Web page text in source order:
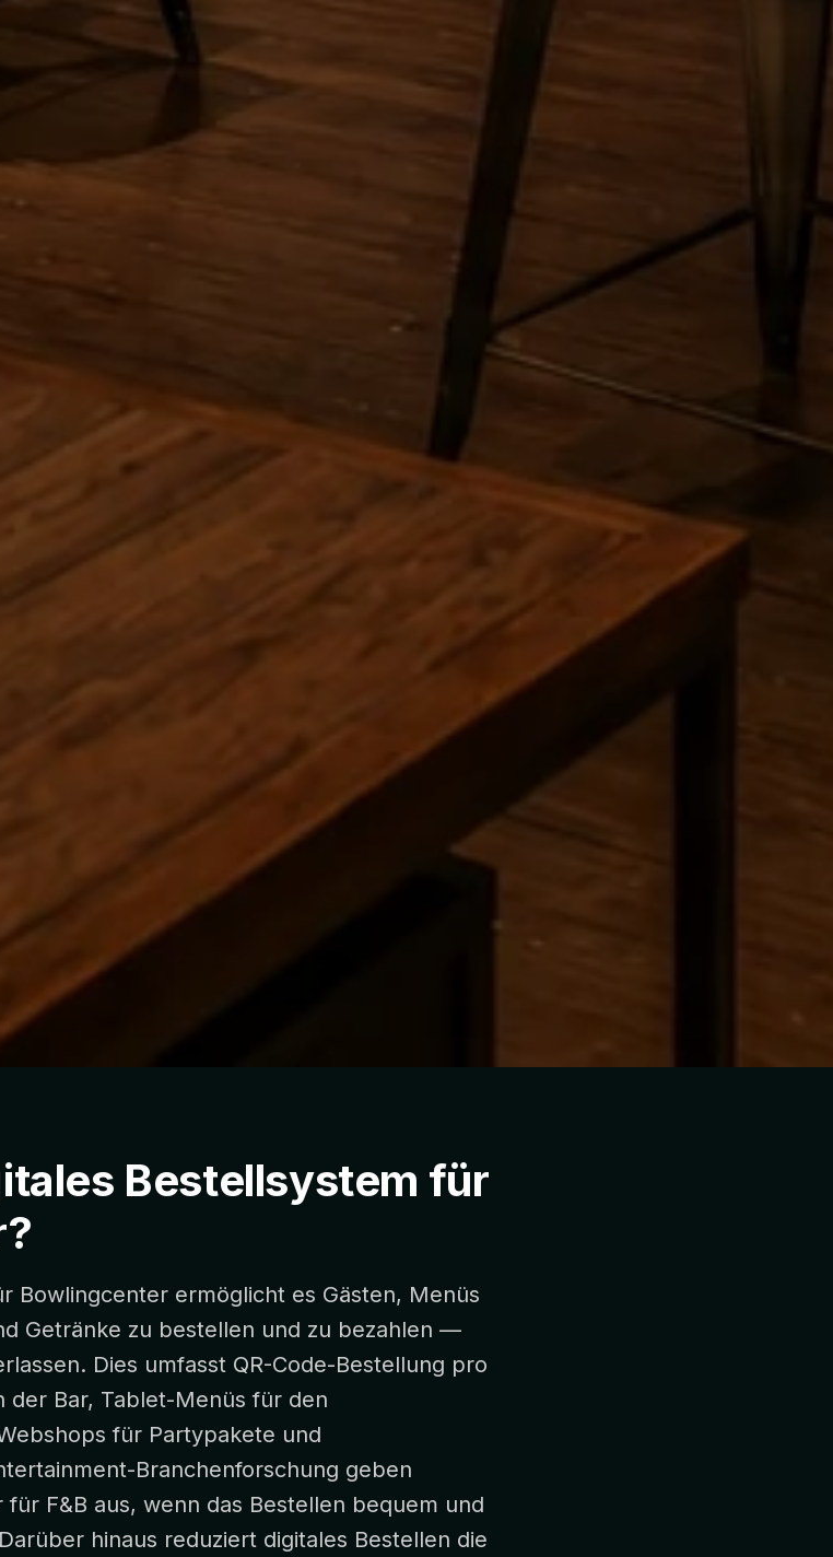
Bestellsystem für
Bowlingcenter ermöglicht es Gästen, Menüs
Getränke zu bestellen und zu bezahlen —
Dies umfasst QR-Code-Bestellung pro
der Bar, Tablet-Menüs für den
für Partypakete und
Branchenforschung geben
F&B aus, wenn das Bestellen bequem und
hinaus reduziert digitales Bestellen die